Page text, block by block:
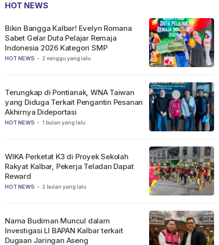
HOT NEWS
HOT NEWS - 2 minggu yang lalu
Bikin Bangga Kalbar! Evelyn Romana
Sabet Gelar Duta Pelajar Remaja
Indonesia 2026 Kategori SMP
HOT NEWS - 1 bulan yang lalu
Terungkap di Pontianak, WNA Taiwan
yang Diduga Terkait Pengantin Pesanan
Akhirnya Dideportasi
HOT NEWS - 2 bulan yang lalu
WIKA Perketat K3 di Proyek Sekolah
Rakyat Kalbar, Pekerja Teladan Dapat
Reward
Nama Budiman Muncul dalam
Investigasi LI BAPAN Kalbar terkait
Dugaan Jaringan Aseng